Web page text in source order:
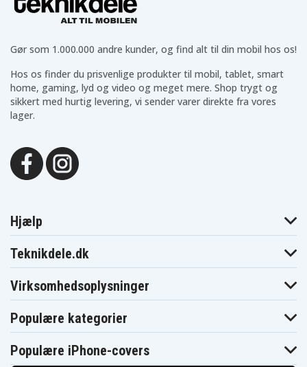
Materiale Plastik, Kunstlæder
Gør som 1.000.000 andre kunder, og find alt til din mobil hos os!
Hos os finder du prisvenlige produkter til mobil, tablet, smart
home, gaming, lyd og video og meget mere. Shop trygt og
sikkert med hurtig levering, vi sender varer direkte fra vores
lager.
Hjælp
Teknikdele.dk
Virksomhedsoplysninger
Populære kategorier
Populære iPhone-covers